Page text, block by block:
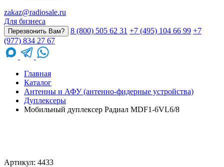
zakaz@radiosale.ru
Для бизнеса
Перезвонить Вам? 8 (800) 505 62 31 +7 (495) 104 66 99 +7
(977) 834 27 67
Главная
Каталог
Антенны и АФУ (антенно-фидерные устройства)
Дуплексеры
Мобильный дуплексер Радиал MDF1-6VL6/8
Артикул: 4433